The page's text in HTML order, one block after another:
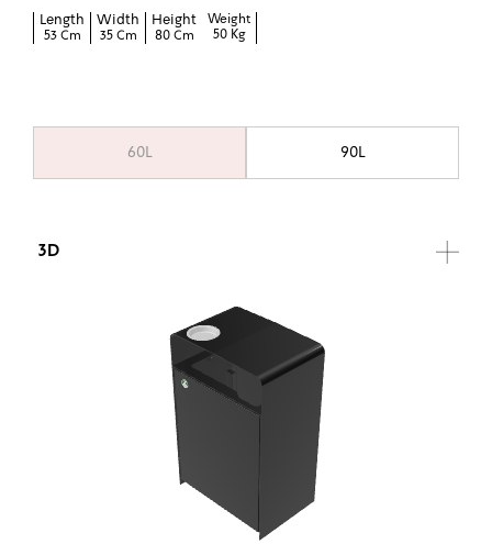
Length
53 Cm
Width
35 Cm
Height
80 Cm
Weight
50 Kg
60L 90L
3D